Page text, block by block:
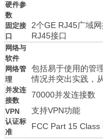
硬件参
数
固定接
口
2个GE RJ45广域
RJ45接口
网络与
软件
网络管
理
包括易于使用的管
情况并突出实践，
并发连
接数
70000并发连接数
VPN 支持VPN功能
认证标
准
FCC Part 15 Class